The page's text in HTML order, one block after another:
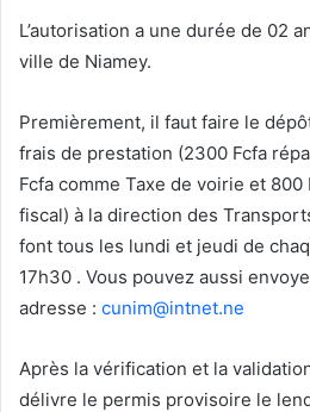
L’autorisation a une durée de 02
ville de Niamey.
Premièrement, il faut faire le
frais de prestation (2300 Fcfa
Fcfa comme Taxe de voirie et 800
fiscal) à la direction des
font tous les lundi et jeudi de
17h30 . Vous pouvez aussi
adresse : cunim@intnet.ne
Après la vérification et la
délivre le permis provisoire le